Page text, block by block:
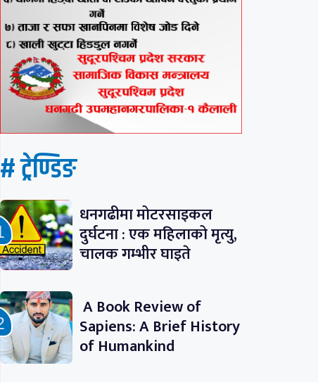
# ट्रेण्डिङ
धनगढीमा मोटरसाइकल
दुर्घटना : एक महिलाको मृत्यु,
चालक गम्भीर घाइते
A Book Review of
Sapiens: A Brief History
of Humankind